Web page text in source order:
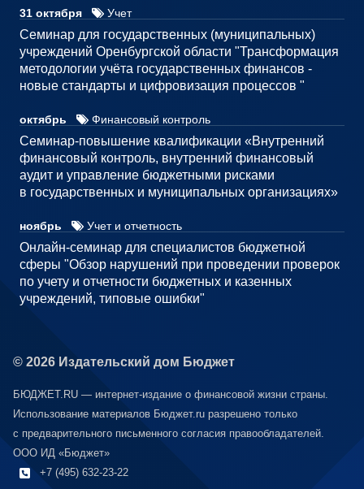
31 октября Учет
Семинар для государственных (муниципальных)
учреждений Оренбургской области "Трансформация
методологии учёта государственных финансов -
новые стандарты и цифровизация процессов "
октябрь Финансовый контроль
Семинар-повышение квалификации «Внутренний
финансовый контроль, внутренний финансовый
аудит и управление бюджетными рисками
в государственных и муниципальных организациях»
ноябрь Учет и отчетность
Онлайн-семинар для специалистов бюджетной
сферы "Обзор нарушений при проведении проверок
по учету и отчетности бюджетных и казенных
учреждений, типовые ошибки"
© 2026 Издательский дом Бюджет
БЮДЖЕТ.RU — интернет-издание о финансовой жизни страны.
Использование материалов Бюджет.ru разрешено только
с предварительного письменного согласия правообладателей.
ООО ИД «Бюджет»
+7 (495) 632-23-22